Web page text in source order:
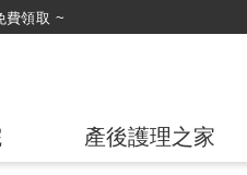
！
產後護理之家